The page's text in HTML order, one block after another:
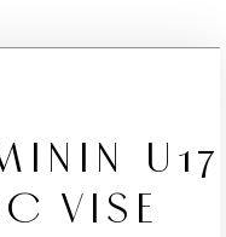
U17
VISE